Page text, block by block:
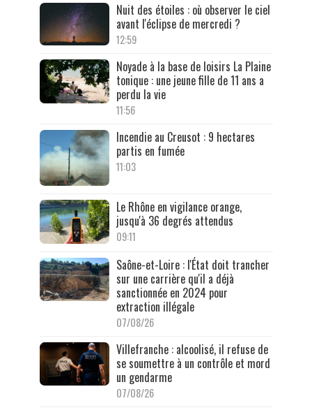
Nuit des étoiles : où observer le ciel
avant l'éclipse de mercredi ?
12:59
Noyade à la base de loisirs La Plaine
tonique : une jeune fille de 11 ans a
perdu la vie
11:56
Incendie au Creusot : 9 hectares
partis en fumée
11:03
Le Rhône en vigilance orange,
jusqu'à 36 degrés attendus
09:11
Saône-et-Loire : l'État doit trancher
sur une carrière qu'il a déjà
sanctionnée en 2024 pour
extraction illégale
07/08/26
Villefranche : alcoolisé, il refuse de
se soumettre à un contrôle et mord
un gendarme
07/08/26